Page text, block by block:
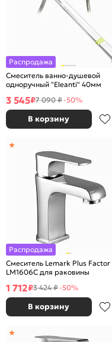
Распродажа
Смеситель ванно-душевой
одноручный "Eleanti" 40мм
3 545₽7 090 ₽-50%
В корзину
Распродажа
Смеситель Lemark Plus Factor
LM1606C для раковины
1 712₽3 424 ₽-50%
В корзину